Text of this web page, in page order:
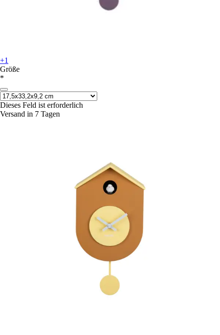
+1
Größe
*
Dieses Feld ist erforderlich
Versand in 7 Tagen